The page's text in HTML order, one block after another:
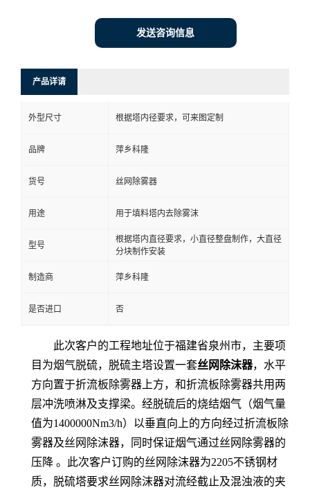
方
发送咨询信息
产品详请
外型尺寸 根据塔内径要求，可来图定制
品牌 萍乡科隆
货号 丝网除雾器
用途 用于填料塔内去除雾沫
型号
根据塔内直径要求，小直径整盘制作，大直径
分块制作安装
制造商 萍乡科隆
是否进口 否
此次客户的工程地址位于福建省泉州市，主要项
目为烟气脱硫，脱硫主塔设置一套丝网除沫器，水平
方向置于折流板除雾器上方，和折流板除雾器共用两
层冲洗喷淋及支撑梁。经脱硫后的烧结烟气（烟气量
值为1400000Nm3/h）以垂直向上的方向经过折流板除
雾器及丝网除沫器，同时保证烟气通过丝网除雾器的
压降 。此次客户订购的丝网除沫器为2205不锈钢材
质，脱硫塔要求丝网除沫器对流经截止及混浊液的夹